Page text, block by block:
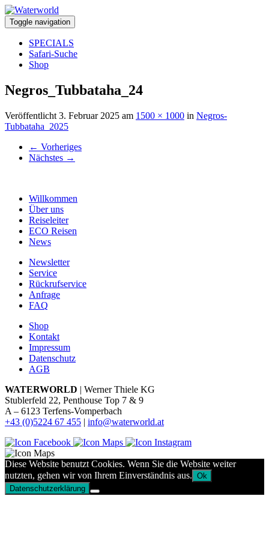
Toggle navigation
SPECIALS
Safari-Suche
Shop
Negros_Tubbataha_24
Veröffentlicht 3. Februar 2025 am 1500 × 1000 in Negros-
Tubbataha_2025
← Vorheriges
Nächstes →
Willkommen
Über uns
Reiseleiter
ECO Reisen
News
Newsletter
Service
Rückrufservice
Anfrage
FAQ
Shop
Kontakt
Impressum
Datenschutz
AGB
WATERWORLD | Werner Thiele KG
Stublerfeld 22, Penthouse Top 7 & 9
A – 6123 Terfens-Vomperbach
+43 (0)5224 67 455 | info@waterworld.at
Diese Website benutzt Cookies. Wenn Sie die Website weiter
nutzten, gehen wir von Ihrem Einverständnis aus. Ok
Datenschutzerklärung